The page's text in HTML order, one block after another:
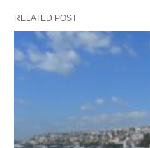
RELATED POST